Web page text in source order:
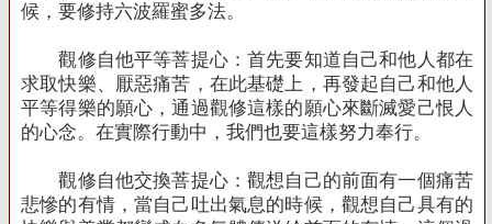
候，要修持六波羅蜜多法。
觀修自他平等菩提心：首先要知道自己和他人都在
求取快樂、厭惡痛苦，在此基礎上，再發起自己和他人
平等得樂的願心，通過觀修這樣的願心來斷滅愛己恨人
的心念。在實際行動中，我們也要這樣努力奉行。
觀修自他交換菩提心：觀想自己的前面有一個痛苦
悲慘的有情，當自己吐出氣息的時候，觀想自己具有的